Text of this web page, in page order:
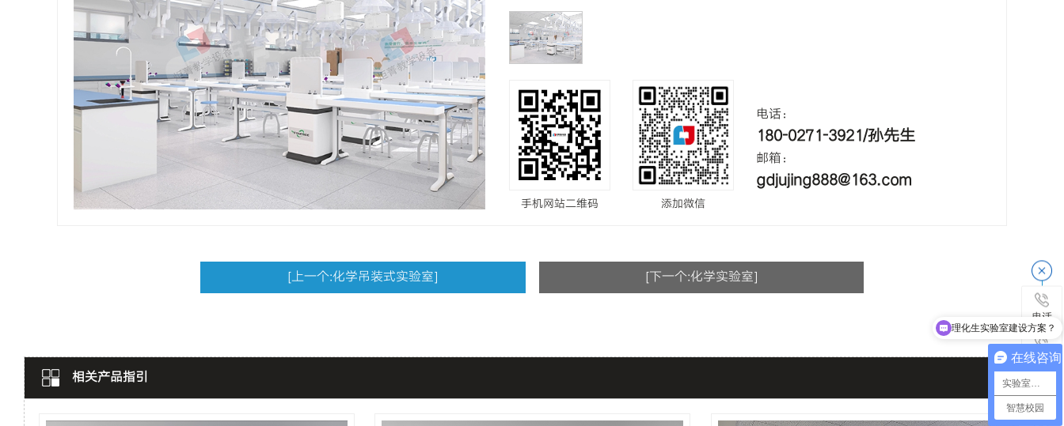
创客实验室
理化生准备室
智慧书法教室
舞蹈功能室
美术功能室
书法功能室
陶艺功能室
心理咨询室
地理专用教室
历史专用教室
体育器材 高中化学实验箱
高中物理实验箱
手机网站二维码 添加微信
电话：
180-0271-3921/孙先生
邮箱：
gdjujing888@163.com
[上一个:化学吊装式实验室] [下一个:化学实验室]
相关产品指引
电话
电话
微信
在线咨询
智慧校园
理化生实验室建设方案？
功能室成套设备建设